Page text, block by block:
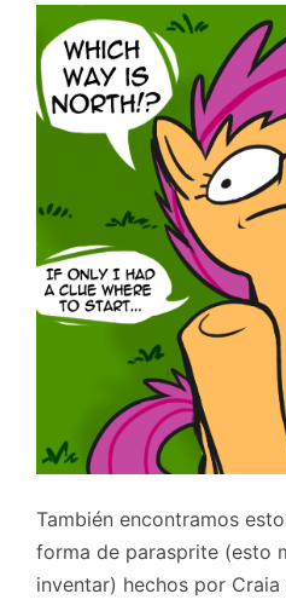
También encontramos
forma de parasprite (esto
inventar) hechos por Craia